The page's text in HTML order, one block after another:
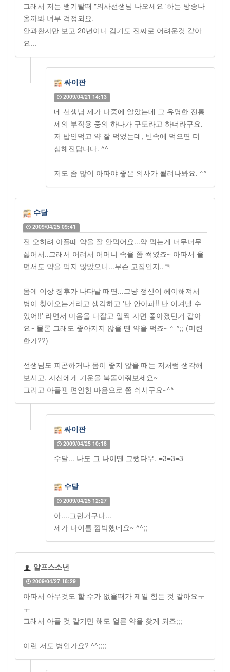
그래서 저는 뱅기탈때 "의사선생님 나오세요 '하는 방송나
올까봐 너무 걱정되요.
안과환자만 보고 20년이니 감기도 진짜로 어려운것 같아
요...
싸이판
2009/04/21 14:13
네 선생님 제가 나중에 알았는데 그 유명한 진통
제의 부작용 중의 하나가 구토라고 하더라구요.
저 밥안먹고 약 잘 먹었는데, 빈속에 먹으면 더
심해진답니다. ^^
저도 좀 많이 아파야 좋은 의사가 될려나봐요. ^^
수달
2009/04/25 09:41
전 오히려 아플때 약을 잘 안먹어요...약 먹는게 너무너무
싫어서..그래서 어려서 어머니 속을 쫌 썩였죠~ 아파서 울
면서도 약을 먹지 않았으니...무슨 고집인지..ㅋ
몸에 이상 징후가 나타날 때면...그냥 정신이 헤이해져서
병이 찾아오는거라고 생각하고 '난 안아파!! 난 이겨낼 수
있어!!' 라면서 마음을 다잡고 일찍 자면 좋아졌던거 같아
요~ 물론 그래도 좋아지지 않을 땐 약을 먹죠~ ^-^;; (미련
한가??)
선생님도 피곤하거나 몸이 좋지 않을 때는 저처럼 생각해
보시고, 자신에게 기운을 북돋아줘보세요~
그리고 아플땐 편안한 마음으로 쫌 쉬시구요~^^
싸이판
2009/04/25 10:18
수달... 나도 그 나이땐 그랬다우. =3=3=3
수달
2009/04/25 12:27
아....그런거구나...
제가 나이를 깜박했네요~ ^^;;
알프스소년
2009/04/27 18:29
아파서 아무것도 할 수가 없을때가 제일 힘든 것 같아요ㅜ
ㅜ
그래서 아플 것 같기만 해도 얼른 약을 찾게 되죠;;;
이런 저도 병인가요? ^^;;;;